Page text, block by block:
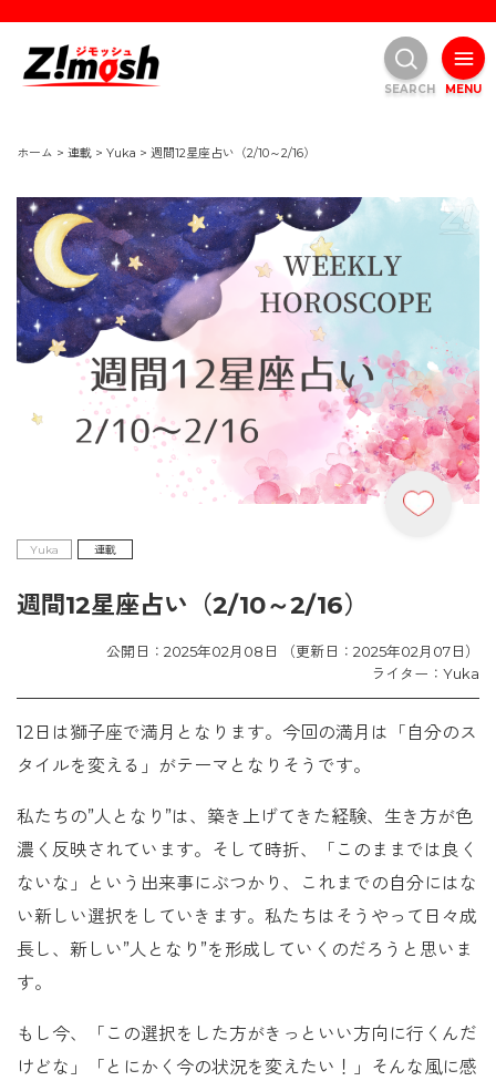
ホーム > 連載 > Yuka > 週間12星座占い（2/10～2/16）
Yuka 連載
週間12星座占い（2/10～2/16）
公開日：2025年02月08日 （更新日：2025年02月07日）
ライター：Yuka
12日は獅子座で満月となります。今回の満月は「自分のス
タイルを変える」がテーマとなりそうです。
私たちの”人となり”は、築き上げてきた経験、生き方が色
濃く反映されています。そして時折、「このままでは良く
ないな」という出来事にぶつかり、これまでの自分にはな
い新しい選択をしていきます。私たちはそうやって日々成
長し、新しい”人となり”を形成していくのだろうと思いま
す。
もし今、「この選択をした方がきっといい方向に行くんだ
けどな」「とにかく今の状況を変えたい！」そんな風に感
MENU
SEARCH